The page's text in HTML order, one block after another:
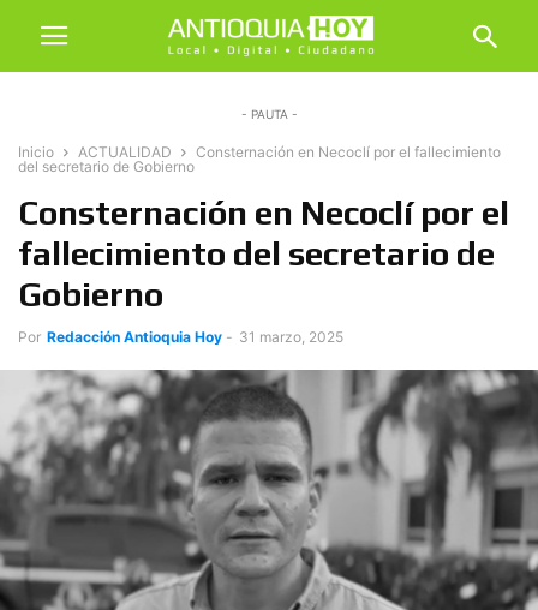
- PAUTA -
Inicio ACTUALIDAD
Consternación en Necoclí por el fallecimiento
del secretario de Gobierno
Consternación en Necoclí por el
fallecimiento del secretario de
Gobierno
Por Redacción Antioquia Hoy - 31 marzo, 2025